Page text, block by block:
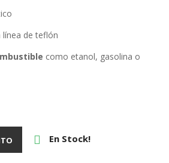
de teflón
como etanol, gasolina o
 En Stock!